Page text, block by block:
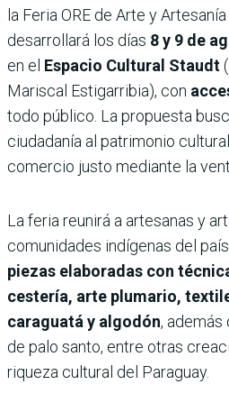
la Feria ORE de Arte y
desarrollará los días 8 y 9 de
en el Espacio Cultural Staudt
Mariscal Estigarribia), con
todo público. La propuesta
ciudadanía al patrimonio
comercio justo mediante la
La feria reunirá a artesanas y
comunidades indígenas del
piezas elaboradas con
cestería, arte plumario,
caraguatá y algodón, además
de palo santo, entre otras
riqueza cultural del Paraguay.